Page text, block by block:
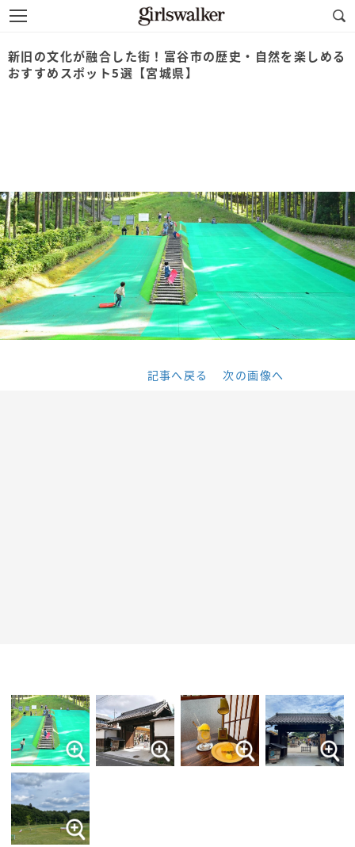
新旧の文化が融合した街！富谷市の歴史・自然を楽しめる
おすすめスポット5選【宮城県】
記事へ戻る 次の画像へ